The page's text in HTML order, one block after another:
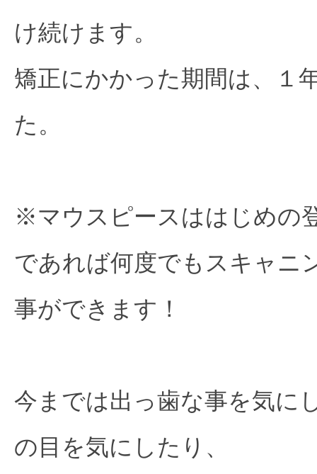
け続けます。
矯正にかかった期間は、１
た。
※マウスピースははじめの
であれば何度でもスキャニ
事ができます！
今までは出っ歯な事を気に
の目を気にしたり、